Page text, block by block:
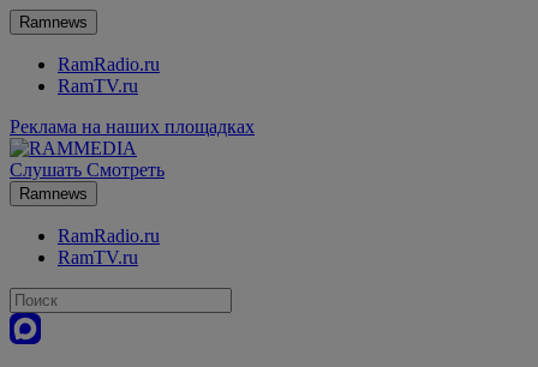
Ramnews
RamRadio.ru
RamTV.ru
Реклама на наших площадках
Слушать Смотреть
Ramnews
RamRadio.ru
RamTV.ru